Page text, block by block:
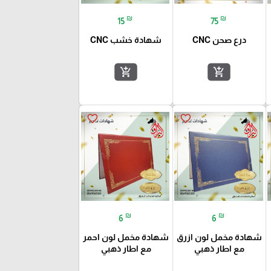
75 ₪
درع صحن CNC
add_shopping_cart
15 ₪
شهادة خشب CNC
add_shopping_cart
favorite_border
6 ₪
شهادة مخمل لون ازرق
مع اطار ذهبي
favorite_border
6 ₪
شهادة مخمل لون احمر
مع اطار ذهبي